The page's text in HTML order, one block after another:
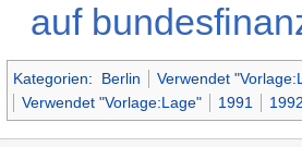
auf
Kategorien: Berlin
Verwendet
Verwendet "Vorlage:Lage"
1991